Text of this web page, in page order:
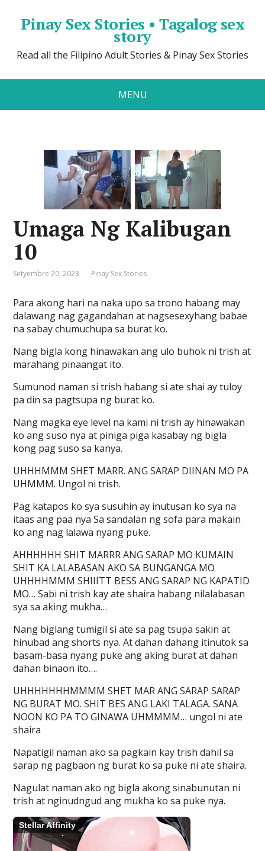
Pinay Sex Stories • Tagalog sex
story
Read all the Filipino Adult Stories & Pinay Sex Stories
MENU
Umaga Ng Kalibugan
10
Setyembre 20, 2023 Pinay Sex Stories
Para akong hari na naka upo sa trono habang may
dalawang nag gagandahan at nagsesexyhang babae
na sabay chumuchupa sa burat ko.
Nang bigla kong hinawakan ang ulo buhok ni trish at
marahang pinaangat ito.
Sumunod naman si trish habang si ate shai ay tuloy
pa din sa pagtsupa ng burat ko.
Nang magka eye level na kami ni trish ay hinawakan
ko ang suso nya at piniga piga kasabay ng bigla
kong pag suso sa kanya.
UHHHMMM SHET MARR. ANG SARAP DIINAN MO PA
UHMMM. Ungol ni trish.
Pag katapos ko sya susuhin ay inutusan ko sya na
itaas ang paa nya Sa sandalan ng sofa para makain
ko ang nag lalawa nyang puke.
AHHHHHH SHIT MARRR ANG SARAP MO KUMAIN
SHIT KA LALABASAN AKO SA BUNGANGA MO
UHHHHMMM SHIIITT BESS ANG SARAP NG KAPATID
MO… Sabi ni trish kay ate shaira habang nilalabasan
sya sa aking mukha…
Nang biglang tumigil si ate sa pag tsupa sakin at
hinubad ang shorts nya. At dahan dahang itinutok sa
basam-basa nyang puke ang aking burat at dahan
dahan binaon ito….
UHHHHHHHMMMM SHET MAR ANG SARAP SARAP
NG BURAT MO. SHIT BES ANG LAKI TALAGA. SANA
NOON KO PA TO GINAWA UHMMMM… ungol ni ate
shaira
Napatigil naman ako sa pagkain kay trish dahil sa
sarap ng pagbaon ng burat ko sa puke ni ate shaira.
Nagulat naman ako ng bigla akong sinabunutan ni
trish at nginudngud ang mukha ko sa puke nya.